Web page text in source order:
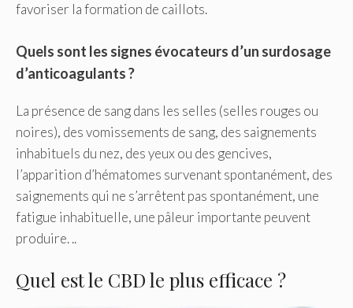
favoriser la formation de caillots.
Quels sont les signes évocateurs d’un surdosage
d’anticoagulants ?
La présence de sang dans les selles (selles rouges ou
noires), des vomissements de sang, des saignements
inhabituels du nez, des yeux ou des gencives,
l’apparition d’hématomes survenant spontanément, des
saignements qui ne s’arrêtent pas spontanément, une
fatigue inhabituelle, une pâleur importante peuvent
produire. ..
Quel est le CBD le plus efficace ?